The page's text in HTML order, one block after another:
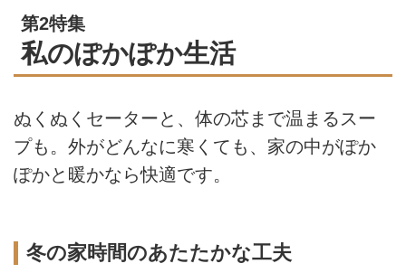
第2特集
私のぽかぽか生活
ぬくぬくセーターと、体の芯まで温まるスー
プも。外がどんなに寒くても、家の中がぽか
ぽかと暖かなら快適です。
冬の家時間のあたたかな工夫